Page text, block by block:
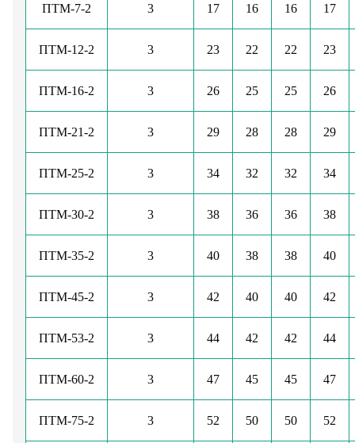
ПТМ-7-2 3 17 16 16 17
ПТМ-12-2 3 23 22 22 23
ПТМ-16-2 3 26 25 25 26
ПТМ-21-2 3 29 28 28 29
ПТМ-25-2 3 34 32 32 34
ПТМ-30-2 3 38 36 36 38
ПТМ-35-2 3 40 38 38 40
ПТМ-45-2 3 42 40 40 42
ПТМ-53-2 3 44 42 42 44
ПТМ-60-2 3 47 45 45 47
ПТМ-75-2 3 52 50 50 52